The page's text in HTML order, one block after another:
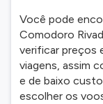
Você pode
Comodoro
verificar preços
viagens, assim
e de baixo
escolher os